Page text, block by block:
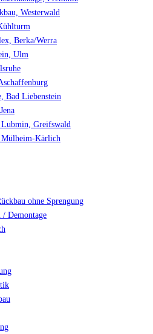
Westerwald
Berka/Werra
Ulm
Bad Liebenstein
Greifswald
Kärlich
ohne Sprengung
/ Demontage